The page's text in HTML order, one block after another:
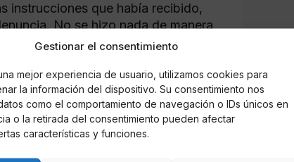
Gestionar el consentimiento
mejor experiencia de usuario, utilizamos cookies para
la información del dispositivo. Su consentimiento nos
como el comportamiento de navegación o IDs únicos en
o la retirada del consentimiento pueden afectar
características y funciones.
instrucciones que había recibido,
No se hizo nada de manera
el cuerpo.